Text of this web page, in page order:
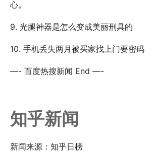
心。
9. 光腿神器是怎么变成美丽刑具的
10. 手机丢失两月被买家找上门要密码
—- 百度热搜新闻 End —-
知乎新闻
新闻来源：知乎日榜